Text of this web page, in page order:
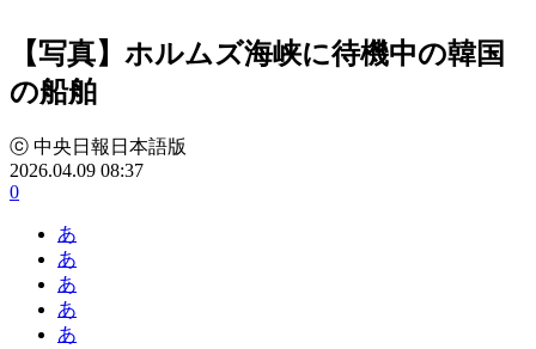
【写真】ホルムズ海峡に待機中の韓国
の船舶
ⓒ 中央日報日本語版
2026.04.09 08:37
0
あ
あ
あ
あ
あ